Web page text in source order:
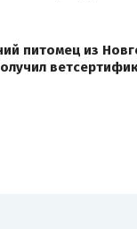
питомец из